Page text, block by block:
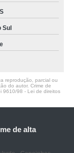
Sul
reprodução, parcial ou
do autor. Crime de
9610/98 - Lei de direitos
de alta